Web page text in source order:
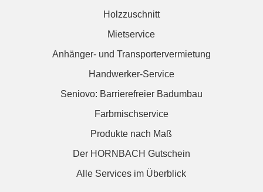
Holzzuschnitt
Mietservice
Anhänger- und Transportervermietung
Handwerker-Service
Seniovo: Barrierefreier Badumbau
Farbmischservice
Produkte nach Maß
Der HORNBACH Gutschein
Alle Services im Überblick